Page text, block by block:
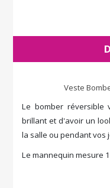
Veste
Le bomber
brillant et d'avoir un
la salle ou pendant vos
Le mannequin mesure